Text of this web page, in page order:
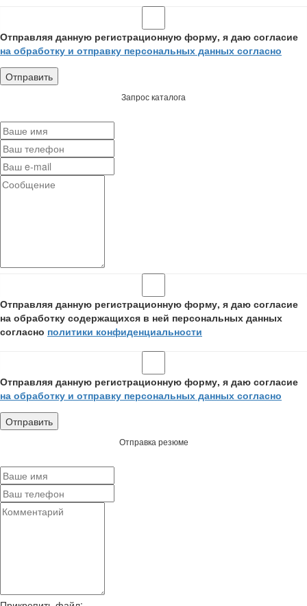
Отправляя данную регистрационную форму, я даю согласие
на обработку и отправку персональных данных согласно
Запрос каталога
Отправляя данную регистрационную форму, я даю согласие
на обработку содержащихся в ней персональных данных
согласно политики конфиденциальности
Отправляя данную регистрационную форму, я даю согласие
на обработку и отправку персональных данных согласно
Отправка резюме